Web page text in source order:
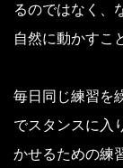
るのではなく、
自然に動かすこ
毎日同じ練習を
でスタンスに入
かせるための練